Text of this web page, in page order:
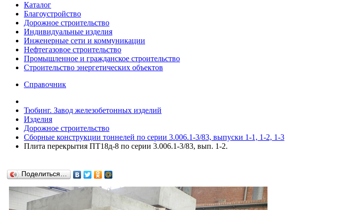
Каталог
Благоустройство
Дорожное строительство
Индивидуальные изделия
Инженерные сети и коммуникации
Нефтегазовое строительство
Промышленное и гражданское строительство
Строительство энергетических объектов
Справочник
Тюбинг. Завод железобетонных изделий
Изделия
Дорожное строительство
Сборные конструкции тоннелей по серии 3.006.1-3/83, выпуски 1-1, 1-2, 1-3
Плита перекрытия ПТ18д-8 по серии 3.006.1-3/83, вып. 1-2.
Поделиться…